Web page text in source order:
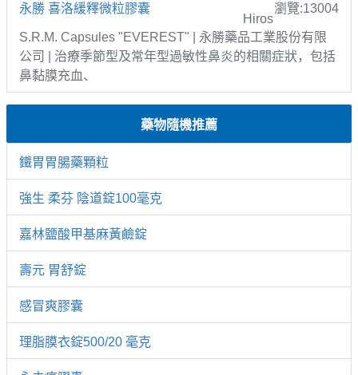
永勝 喜洛緩釋微粒膠囊 瀏覽:13004
Hiros
S.R.M. Capsules "EVEREST" | 永勝藥品工業股份有限
公司 | 治療季節型及常年型過敏性鼻炎的相關症狀，包括
鼻黏膜充血、
藥物隨機推薦
鐵胃胃腸藥顆粒
強生 柔芬 陰道錠100毫克
嘉林鹽酸甲基麻黃鹼錠
壽元 胃舒錠
感冒爽膠囊
理脂膜衣錠500/20 毫克